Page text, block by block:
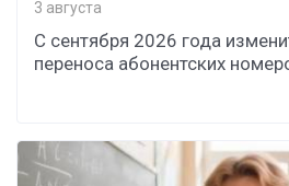
3 августа
С сентября 2026 года
переноса абонентских